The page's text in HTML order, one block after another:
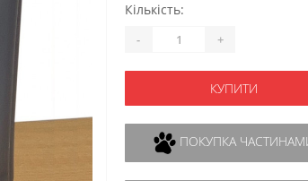
Кількість:
- +
КУПИТИ
ПОКУПКА